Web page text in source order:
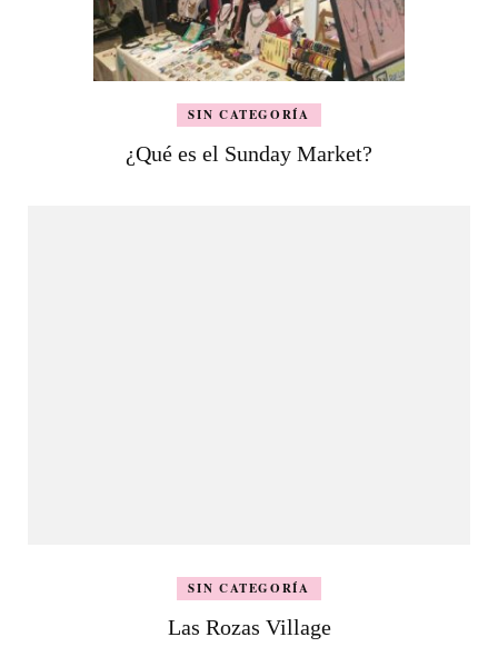
SIN CATEGORÍA
¿Qué es el Sunday Market?
SIN CATEGORÍA
Las Rozas Village